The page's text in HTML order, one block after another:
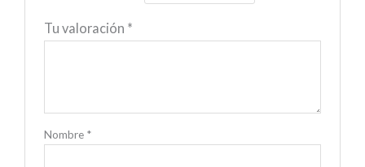
Tu valoración *
Nombre *